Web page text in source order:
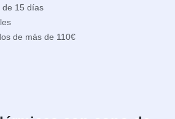
de 15 días
de más de 110€